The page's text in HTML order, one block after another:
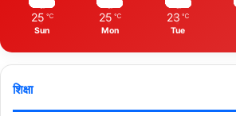
25 ℃
Sun
25 ℃
Mon
23 ℃
Tue
शिक्षा